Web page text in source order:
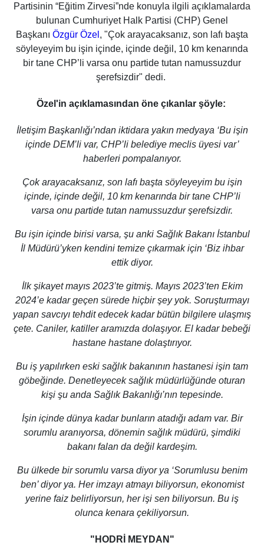
Partisinin “Eğitim Zirvesi”nde konuyla ilgili açıklamalarda
bulunan Cumhuriyet Halk Partisi (CHP) Genel
Başkanı Özgür Özel , "Çok arayacaksanız, son lafı başta
söyleyeyim bu işin içinde, içinde değil, 10 km kenarında
bir tane CHP’li varsa onu partide tutan namussuzdur
şerefsizdir" dedi.
Özel'in açıklamasından öne çıkanlar şöyle:
İletişim Başkanlığı’ndan iktidara yakın medyaya ‘Bu işin
içinde DEM’li var, CHP’li belediye meclis üyesi var’
haberleri pompalanıyor.
Çok arayacaksanız, son lafı başta söyleyeyim bu işin
içinde, içinde değil, 10 km kenarında bir tane CHP’li
varsa onu partide tutan namussuzdur şerefsizdir.
Bu işin içinde birisi varsa, şu anki Sağlık Bakanı İstanbul
İl Müdürü’yken kendini temize çıkarmak için ‘Biz ihbar
ettik diyor.
İlk şikayet mayıs 2023’te gitmiş. Mayıs 2023’ten Ekim
2024’e kadar geçen sürede hiçbir şey yok. Soruşturmayı
yapan savcıyı tehdit edecek kadar bütün bilgilere ulaşmış
çete. Caniler, katiller aramızda dolaşıyor. El kadar bebeği
hastane hastane dolaştırıyor.
Bu iş yapılırken eski sağlık bakanının hastanesi işin tam
göbeğinde. Denetleyecek sağlık müdürlüğünde oturan
kişi şu anda Sağlık Bakanlığı’nın tepesinde.
İşin içinde dünya kadar bunların atadığı adam var. Bir
sorumlu aranıyorsa, dönemin sağlık müdürü, şimdiki
bakanı falan da değil kardeşim.
Bu ülkede bir sorumlu varsa diyor ya ‘Sorumlusu benim
ben’ diyor ya. Her imzayı atmayı biliyorsun, ekonomist
yerine faiz belirliyorsun, her işi sen biliyorsun. Bu iş
olunca kenara çekiliyorsun.
"HODRİ MEYDAN"